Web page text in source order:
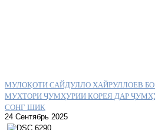
МУЛОҚОТИ САЙДУЛЛО ХАЙРУЛЛОЕВ
МУХТОРИ ҶУМҲУРИИ КОРЕЯ ДАР
СОНГ ШИК
24 Сентябрь 2025